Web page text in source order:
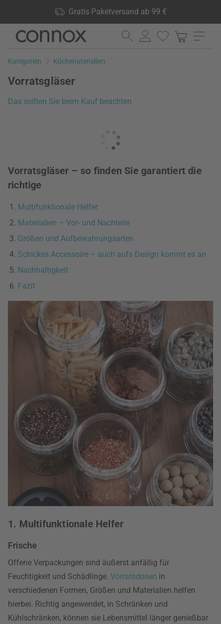
Gratis Paketversand ab 99 €
lagernd, 60 Tage Rückgaberecht
Direkt
Seiteninhalt
Direkt
Suchfeld
Kategorien Küchenutensilien
Vorratsgläser
Das sollten Sie beim Kauf beachten
Vorratsgläser – so finden Sie garantiert die
richtige
Multifunktionale Helfer
Materialien – Vor- und Nachteile
Größen und Aufbewahrungsarten
Schickes Accessoire – auch aufs Design kommt es an
Nachhaltigkeit
Fazit
1. Multifunktionale Helfer
Frische
Offene Verpackungen sind äußerst anfällig für
Feuchtigkeit und Schädlinge. Vorratsdosen in
verschiedenen Formen, Größen und Materialien helfen
hierbei. Richtig angewendet, in Schränken und
Kühlschränken, können sie Lebensmittel länger genießbar